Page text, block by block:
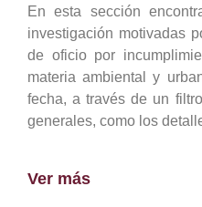
En esta sección
investigación motivadas
de oficio por
materia ambiental y
fecha, a través de un
generales, como los
Ver más